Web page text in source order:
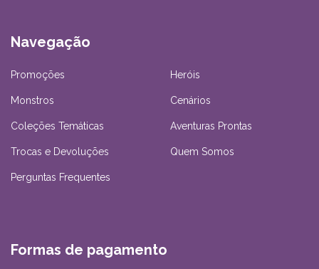
Navegação
Promoções Heróis
Monstros Cenários
Coleções Temáticas Aventuras Prontas
Trocas e Devoluções Quem Somos
Perguntas Frequentes
Formas de pagamento